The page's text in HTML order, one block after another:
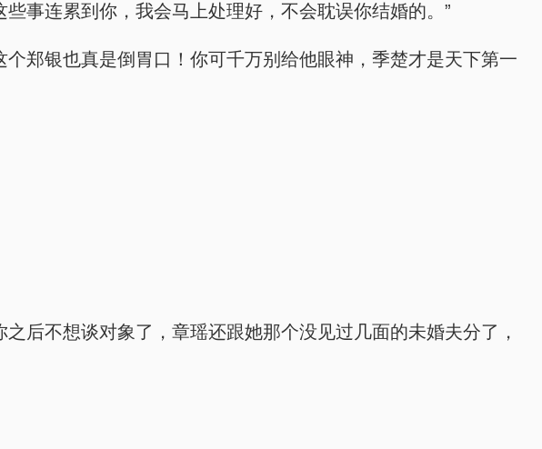
事连累到你，我会马上处理好，不会耽误你结婚的。”
郑银也真是倒胃口！你可千万别给他眼神，季楚才是天下第一
后不想谈对象了，章瑶还跟她那个没见过几面的未婚夫分了，